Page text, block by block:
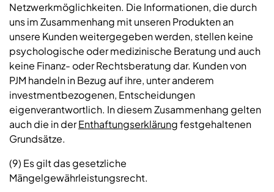
Netzwerkmöglichkeiten. Die Informationen, die durch
uns im Zusammenhang mit unseren Produkten an
unsere Kunden weitergegeben werden, stellen keine
psychologische oder medizinische Beratung und auch
keine Finanz- oder Rechtsberatung dar. Kunden von
PJM handeln in Bezug auf ihre, unter anderem
investmentbezogenen, Entscheidungen
eigenverantwortlich. In diesem Zusammenhang gelten
auch die in derEnthaftungserklärungfestgehaltenen
Grundsätze.
(9) Es gilt das gesetzliche
Mängelgewährleistungsrecht.